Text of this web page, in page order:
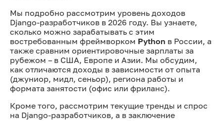
Мы подробно рассмотрим уровень доходов
Django-разработчиков в 2026 году. Вы узнаете,
сколько можно зарабатывать с этим
востребованным фреймворком Python в России, а
также сравним ориентировочные зарплаты за
рубежом – в США, Европе и Азии. Мы обсудим,
как отличаются доходы в зависимости от опыта
(джуниор, мидл, сеньор), региона работы и
формата занятости (офис или фриланс).
Кроме того, рассмотрим текущие тренды и спрос
на Django-разработчиков, а в заключение